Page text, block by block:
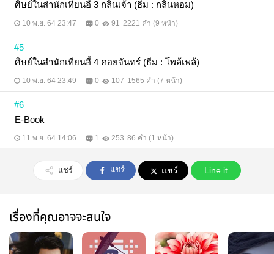
กันไม่มีฝ่ายใดละออกไปก่อน 4. คอยจันทร์ “เฟินเยว่
ตัดใจเสียเถอะ” ซิงเยียนเยียนใช้มือเล็กวางบนบ่านาง
อย่างสงสารจับใจ “ให้ศิษย์พี่เฉินคุนไปสู่สุขคติเสียเถิด”
ยิ่งสหายของนางพูดเช่นนี้ เฟินเยว่ก็ยิ่งร้องไห้หนักขึ้นกว่า
สดใสร่าเริงตลอดเวลา "เขาเข้ามาขวางแทนข้า ข้า
ทำให้เขาต้องตาย" ----------------------------------------------
----------------------- เนื่องจาก Readawrite มีกิจกรรม
Readtober ในเดือนตุลาที่ผ่านมา ไรท์เลยรวมเป็น E-
ศิษย์ในสำนักเทียนอี้ 3 กลิ่นเจ้า (ธีม : กลิ่นหอม)
10 พ.ย. 64 23:47 0 91 2221 คำ (9 หน้า)
#5
ศิษย์ในสำนักเทียนอี้ 4 คอยจันทร์ (ธีม : โพล้เพล้)
10 พ.ย. 64 23:49 0 107 1565 คำ (7 หน้า)
#6
E-Book
11 พ.ย. 64 14:06 1 253 86 คำ (1 หน้า)
แชร์ แชร์ แชร์ Line it
เรื่องที่คุณอาจจะสนใจ